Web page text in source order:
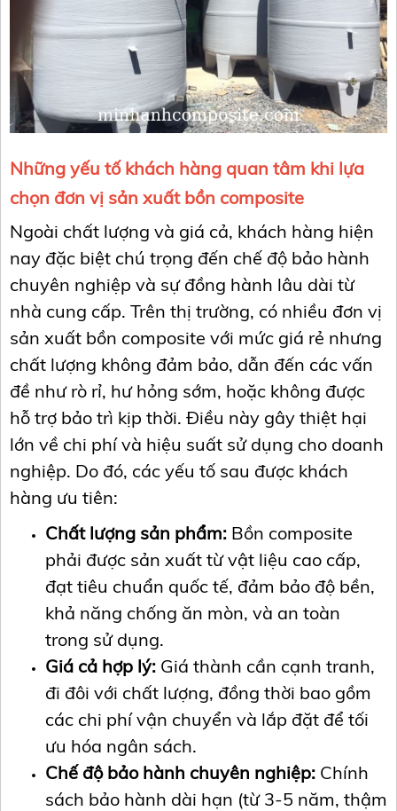
Những yếu tố khách hàng quan tâm khi lựa
chọn đơn vị sản xuất bồn composite
Ngoài chất lượng và giá cả, khách hàng hiện
nay đặc biệt chú trọng đến chế độ bảo hành
chuyên nghiệp và sự đồng hành lâu dài từ
nhà cung cấp. Trên thị trường, có nhiều đơn vị
sản xuất bồn composite với mức giá rẻ nhưng
chất lượng không đảm bảo, dẫn đến các vấn
đề như rò rỉ, hư hỏng sớm, hoặc không được
hỗ trợ bảo trì kịp thời. Điều này gây thiệt hại
lớn về chi phí và hiệu suất sử dụng cho doanh
nghiệp. Do đó, các yếu tố sau được khách
hàng ưu tiên:
Chất lượng sản phẩm: Bồn composite
phải được sản xuất từ vật liệu cao cấp,
đạt tiêu chuẩn quốc tế, đảm bảo độ bền,
khả năng chống ăn mòn, và an toàn
trong sử dụng.
Giá cả hợp lý: Giá thành cần cạnh tranh,
đi đôi với chất lượng, đồng thời bao gồm
các chi phí vận chuyển và lắp đặt để tối
ưu hóa ngân sách.
Chế độ bảo hành chuyên nghiệp: Chính
sách bảo hành dài hạn (từ 3-5 năm, thậm